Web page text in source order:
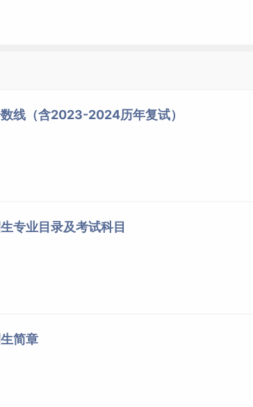
线（含2023-2024历年复试）
专业目录及考试科目
简章